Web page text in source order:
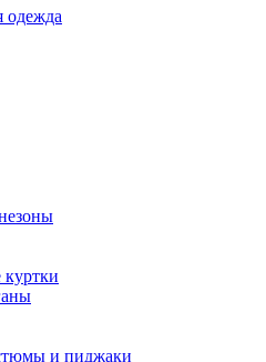
одежда
и пиджаки